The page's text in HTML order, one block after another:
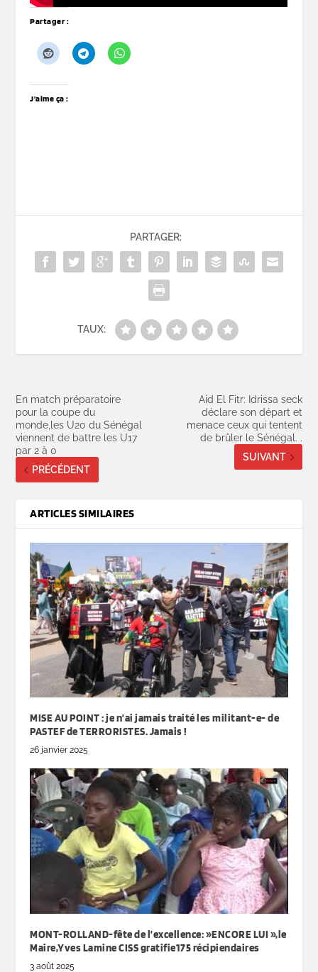
Partager :
J’aime ça :
PARTAGER:
TAUX:
En match préparatoire
pour la coupe du
monde,les U20 du Sénégal
viennent de battre les U17
par 2 à 0
PRÉCÉDENT
Aid El Fitr: Idrissa seck
déclare son départ et
menace ceux qui tentent
de brûler le Sénégal. .
SUIVANT
ARTICLES SIMILAIRES
MISE AU POINT : je n’ai jamais traité les militant-e- de
PASTEF de TERRORISTES. Jamais !
26 janvier 2025
MONT-ROLLAND-fête de l’excellence: »ENCORE LUI »,le
Maire,Yves Lamine CISS gratifie175 récipiendaires
3 août 2025